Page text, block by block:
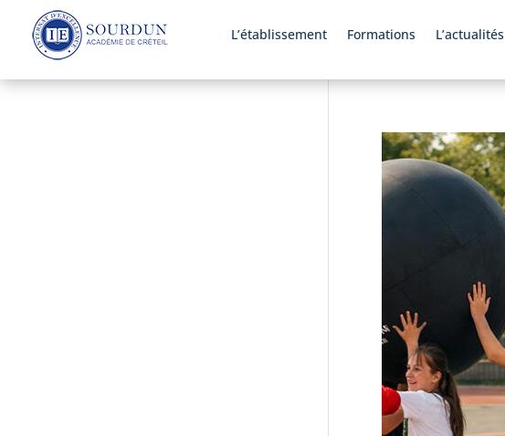
L’établissement Formations L’actualités